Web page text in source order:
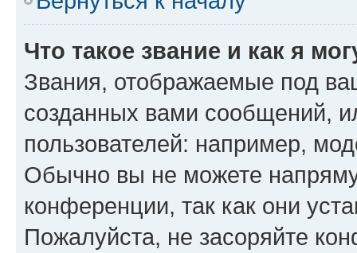
Что такое звание и как я
Звания, отображаемые под
созданных вами сообщений,
пользователей: например,
Обычно вы не можете
конференции, так как они
Пожалуйста, не засоряйте